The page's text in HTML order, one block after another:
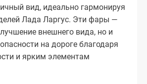
вид, идеально гармонируя
Лада Ларгус. Эти фары —
внешнего вида, но и
на дороге благодаря
и ярким элементам